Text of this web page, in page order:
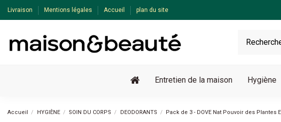
Livraison Mentions légales Accueil plan du site
Entretien de la maison Hygiène
Accueil HYGIÈNE SOIN DU CORPS DEODORANTS Pack de 3 - DOVE Nat Pouvoir des Plantes